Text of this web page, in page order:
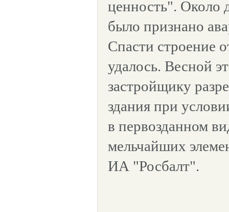
ценность". Около
было признано
Спасти строение
удалось. Весной
застройщику
здания при
в первозданном
мельчайших
ИА "Росбалт".